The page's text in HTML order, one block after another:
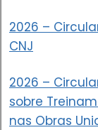
2026 –
CNJ
2026 –
sobre
nas Obras